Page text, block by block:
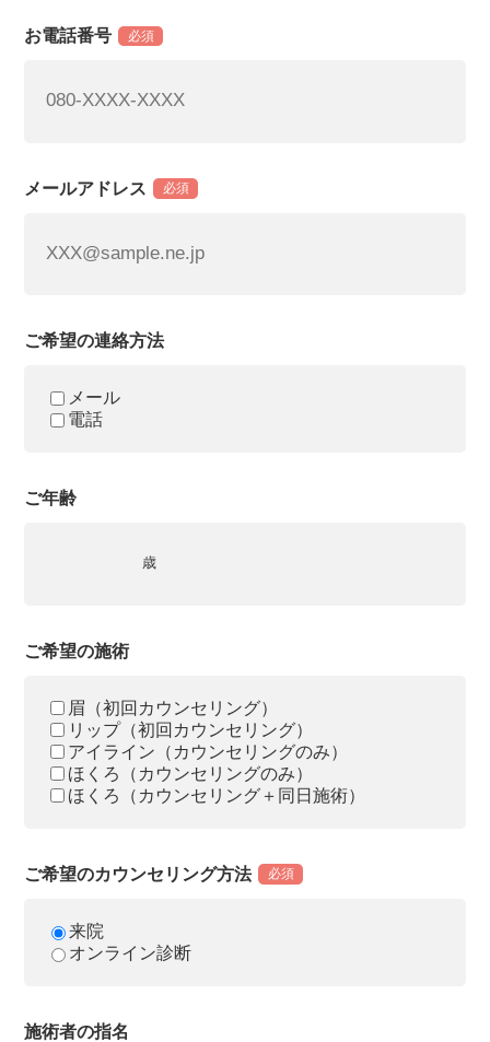
お電話番号 必須
メールアドレス 必須
ご希望の連絡方法
メール
電話
ご年齢
歳
ご希望の施術
眉（初回カウンセリング）
リップ（初回カウンセリング）
アイライン（カウンセリングのみ）
ほくろ（カウンセリングのみ）
ほくろ（カウンセリング＋同日施術）
ご希望のカウンセリング方法 必須
来院
オンライン診断
施術者の指名